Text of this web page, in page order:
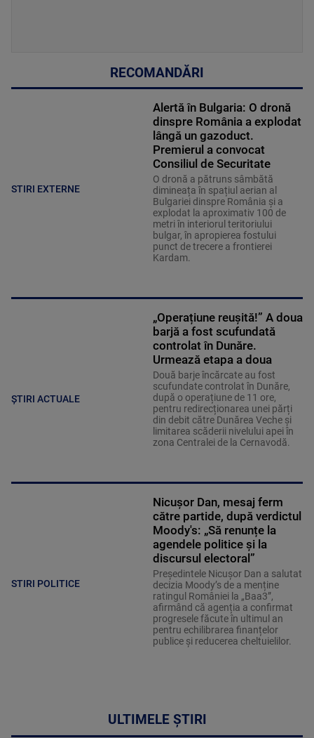
RECOMANDĂRI
STIRI EXTERNE
Alertă în Bulgaria: O dronă
dinspre România a explodat
lângă un gazoduct.
Premierul a convocat
Consiliul de Securitate
O dronă a pătruns sâmbătă
dimineața în spațiul aerian al
Bulgariei dinspre România și a
explodat la aproximativ 100 de
metri în interiorul teritoriului
bulgar, în apropierea fostului
punct de trecere a frontierei
Kardam.
ȘTIRI ACTUALE
„Operațiune reușită!” A doua
barjă a fost scufundată
controlat în Dunăre.
Urmează etapa a doua
Două barje încărcate au fost
scufundate controlat în Dunăre,
după o operațiune de 11 ore,
pentru redirecționarea unei părți
din debit către Dunărea Veche și
limitarea scăderii nivelului apei în
zona Centralei de la Cernavodă.
STIRI POLITICE
Nicușor Dan, mesaj ferm
către partide, după verdictul
Moody's: „Să renunțe la
agendele politice şi la
discursul electoral”
Președintele Nicușor Dan a salutat
decizia Moody’s de a menține
ratingul României la „Baa3”,
afirmând că agenția a confirmat
progresele făcute în ultimul an
pentru echilibrarea finanțelor
publice și reducerea cheltuielilor.
ULTIMELE ȘTIRI